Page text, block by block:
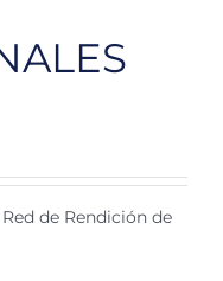
de Rendición de